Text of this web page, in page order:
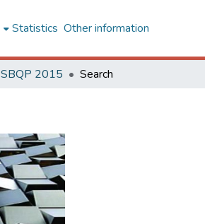
Statistics Other information
SBQP 2015 Search